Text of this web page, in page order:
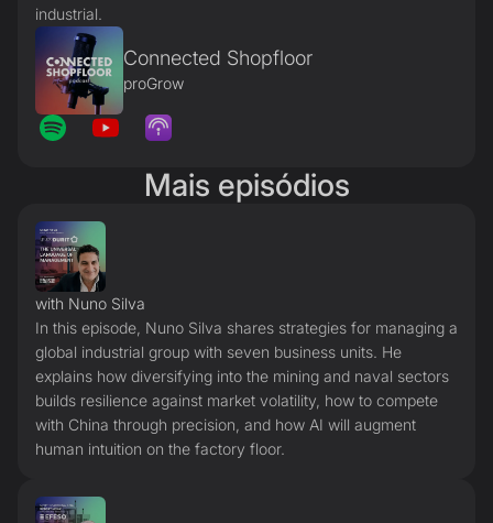
industrial.
Connected Shopfloor
proGrow
Mais episódios
with Nuno Silva
In this episode, Nuno Silva shares strategies for managing a
global industrial group with seven business units. He
explains how diversifying into the mining and naval sectors
builds resilience against market volatility, how to compete
with China through precision, and how AI will augment
human intuition on the factory floor.